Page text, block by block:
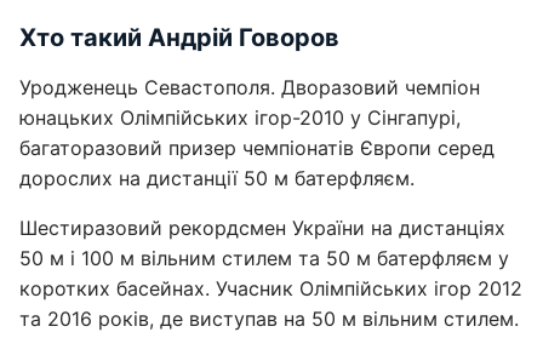
Хто такий Андрій Говоров
Уродженець Севастополя. Дворазовий чемпіон
юнацьких Олімпійських ігор-2010 у Сінгапурі,
багаторазовий призер чемпіонатів Європи серед
дорослих на дистанції 50 м батерфляєм.
Шестиразовий рекордсмен України на дистанціях
50 м і 100 м вільним стилем та 50 м батерфляєм у
коротких басейнах. Учасник Олімпійських ігор 2012
та 2016 років, де виступав на 50 м вільним стилем.